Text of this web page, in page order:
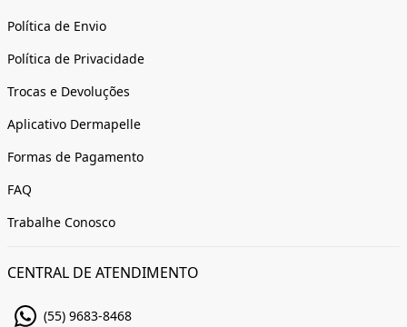
Política de Envio
Política de Privacidade
Trocas e Devoluções
Aplicativo Dermapelle
Formas de Pagamento
FAQ
Trabalhe Conosco
CENTRAL DE ATENDIMENTO
(55) 9683-8468